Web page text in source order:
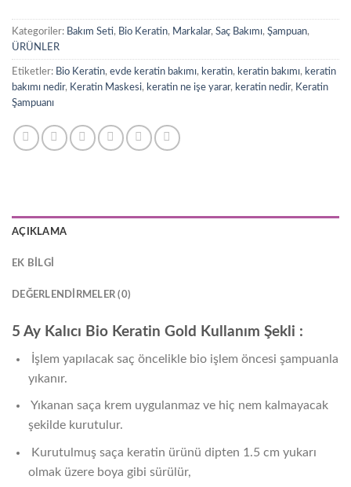
Kategoriler: Bakım Seti, Bio Keratin, Markalar, Saç Bakımı, Şampuan,
ÜRÜNLER
Etiketler: Bio Keratin, evde keratin bakımı, keratin, keratin bakımı, keratin
bakımı nedir, Keratin Maskesi, keratin ne işe yarar, keratin nedir, Keratin
Şampuanı
AÇIKLAMA
EK BILGI
DEĞERLENDIRMELER (0)
5 Ay Kalıcı Bio Keratin Gold Kullanım Şekli :
İşlem yapılacak saç öncelikle bio işlem öncesi şampuanla
yıkanır.
Yıkanan saça krem uygulanmaz ve hiç nem kalmayacak
şekilde kurutulur.
Kurutulmuş saça keratin ürünü dipten 1.5 cm yukarı
olmak üzere boya gibi sürülür,